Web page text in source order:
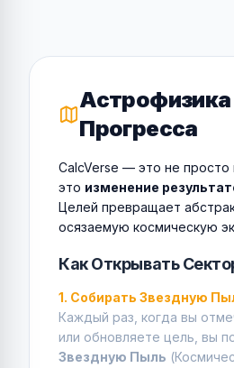
Астрофизика
Прогресса
CalcVerse — это не просто
это изменение
Целей превращает
осязаемую космическую
Как Открывать
1. Собирать Звездную
Каждый раз, когда вы
или обновляете цель, вы
Звездную Пыль